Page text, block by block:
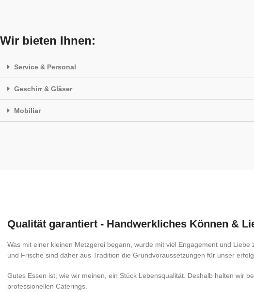
Wir bieten Ihnen:
Service & Personal
Geschirr & Gläser
Mobiliar
Qualität garantiert - Handwerkliches Können &
Was mit einer kleinen Metzgerei begann, wurde mit viel Engagement und
und Frische sind daher aus Tradition die Grundvoraussetzungen für unser
Gutes Essen ist, wie wir meinen, ein Stück Lebensqualität. Deshalb halten wir
professionellen Caterings.